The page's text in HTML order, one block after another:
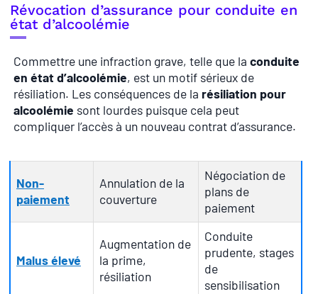
Révocation d’assurance pour conduite en
état d’alcoolémie
Commettre une infraction grave, telle que la conduite
en état d’alcoolémie, est un motif sérieux de
résiliation. Les conséquences de la résiliation pour
alcoolémie sont lourdes puisque cela peut
compliquer l’accès à un nouveau contrat d’assurance.
Non-
paiement
Annulation de la
couverture
Négociation de
plans de
paiement
Malus élevé
Augmentation de
la prime,
résiliation
Conduite
prudente, stages
de
sensibilisation